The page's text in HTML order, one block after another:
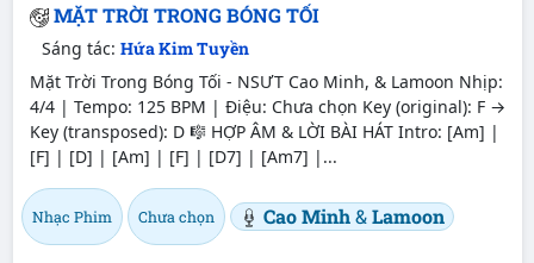
MẶT TRỜI TRONG BÓNG TỐI
Sáng tác: Hứa Kim Tuyền
Mặt Trời Trong Bóng Tối - NSƯT Cao Minh, & Lamoon Nhịp:
4/4 | Tempo: 125 BPM | Điệu: Chưa chọn Key (original): F →
Key (transposed): D 🎼 HỢP ÂM & LỜI BÀI HÁT Intro: [Am] |
[F] | [D] | [Am] | [F] | [D7] | [Am7] |...
Nhạc Phim Chưa chọn Cao Minh&Lamoon